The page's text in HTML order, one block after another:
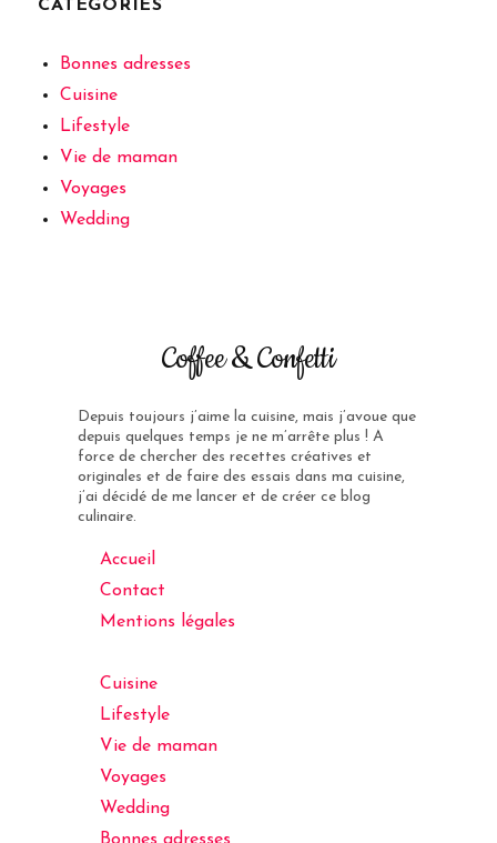
CATÉGORIES
Bonnes adresses
Cuisine
Lifestyle
Vie de maman
Voyages
Wedding
Coffee & Confetti
Depuis toujours j’aime la cuisine, mais j’avoue que
depuis quelques temps je ne m’arrête plus ! A
force de chercher des recettes créatives et
originales et de faire des essais dans ma cuisine,
j’ai décidé de me lancer et de créer ce blog
culinaire.
Accueil
Contact
Mentions légales
Cuisine
Lifestyle
Vie de maman
Voyages
Wedding